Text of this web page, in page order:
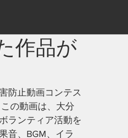
作品が
防止動画コンテス
の動画は、大分
ランティア活動を
音、BGM、イラ